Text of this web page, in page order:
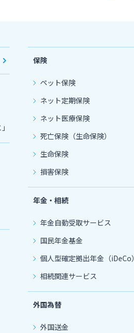
保険
ペット保険
ネット定期保険
ネット医療保険
死亡保険（生命保険）
生命保険
損害保険
年金・相続
年金自動受取サービス
国民年金基金
個人型確定拠出年金（iDeCo）
相続関連サービス
外国為替
外国送金